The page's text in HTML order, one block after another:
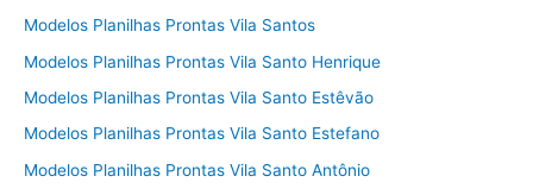
Modelos Planilhas Prontas Vila Santos
Modelos Planilhas Prontas Vila Santo Henrique
Modelos Planilhas Prontas Vila Santo Estêvão
Modelos Planilhas Prontas Vila Santo Estefano
Modelos Planilhas Prontas Vila Santo Antônio